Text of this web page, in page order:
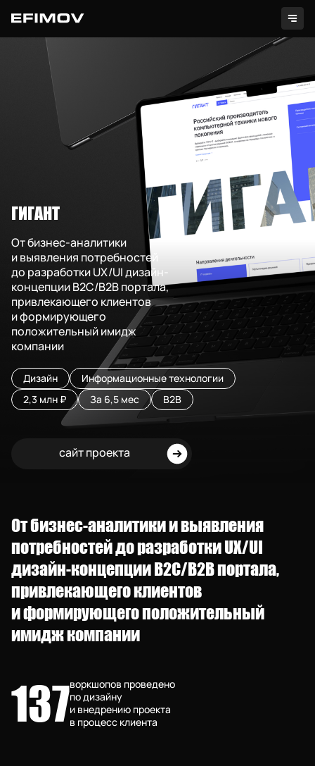
Проекты
Услуги
Секретно
Контакты
ГИГАНТ
От бизнес-аналитики
и выявления потребностей
до разработки UX/UI дизайн-
концепции B2C/B2B портала,
привлекающего клиентов
и формирующего
положительный имидж
компании
Дизайн
Информационные технологии
2,3 млн ₽
За 6,5 мес B2B
сайт проекта
От бизнес-аналитики и выявления
потребностей до разработки UX/UI
дизайн-концепции B2C/B2B портала,
привлекающего клиентов
и формирующего положительный
имидж компании
137воркшопов проведено
по дизайну
и внедрению проекта
в процесс клиента